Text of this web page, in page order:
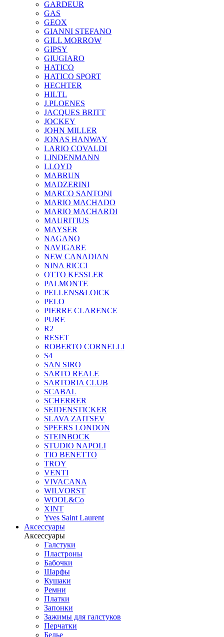
GARDEUR
GAS
GEOX
GIANNI STEFANO
GILL MORROW
GIPSY
GIUGIARO
HATICO
HATICO SPORT
HECHTER
HILTL
J.PLOENES
JAСQUES BRITT
JOCKEY
JOHN MILLER
JONAS HANWAY
LARIO COVALDI
LINDENMANN
LLOYD
MABRUN
MADZERINI
MARCO SANTONI
MARIO MACHADO
MARIO MACHARDI
MAURITIUS
MAYSER
NAGANO
NAVIGARE
NEW CANADIAN
NINA RICCI
OTTO KESSLER
PALMONTE
PELLENS&LOICK
PELO
PIERRE CLARENCE
PURE
R2
RESET
ROBERTO CORNELLI
S4
SAN SIRO
SARTO REALE
SARTORIA CLUB
SCABAL
SCHERRER
SEIDENSTICKER
SLAVA ZAITSEV
SPEERS LONDON
STEINBOCK
STUDIO NAPOLI
TIO BENETTO
TROY
VENTI
VIVACANA
WILVORST
WOOL&Co
XINT
Yves Saint Laurent
Аксессуары
Аксессуары
Галстуки
Пластроны
Бабочки
Шарфы
Кушаки
Ремни
Платки
Запонки
Зажимы для галстуков
Перчатки
Белье